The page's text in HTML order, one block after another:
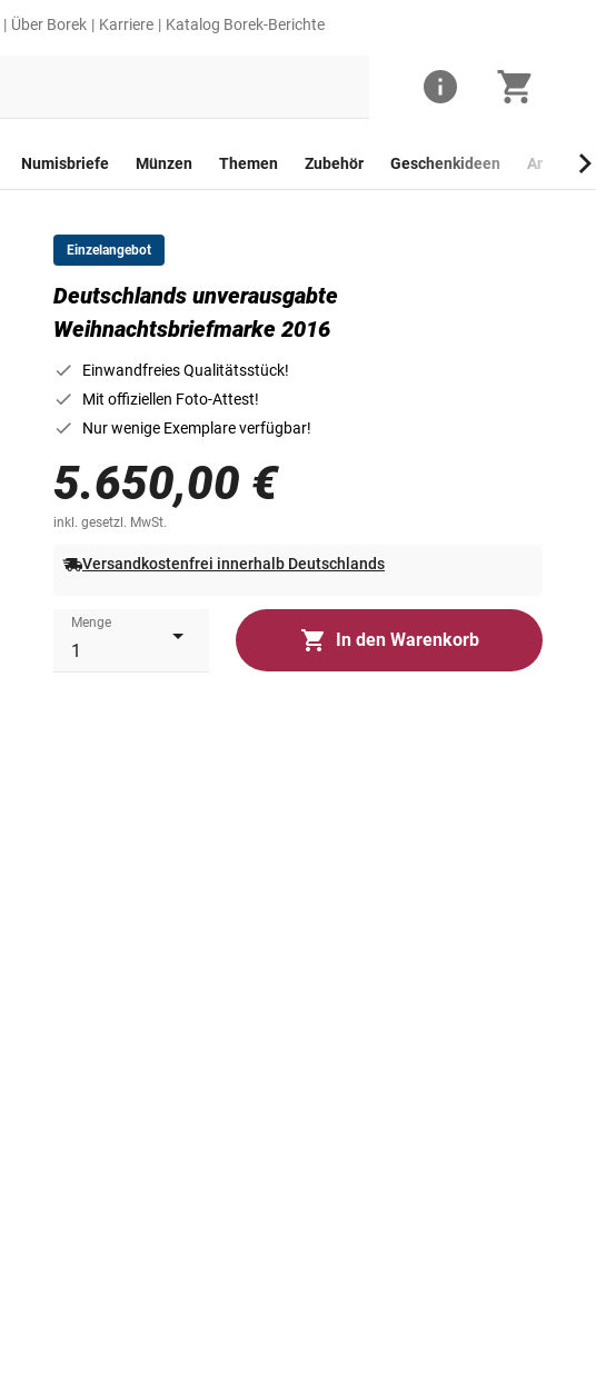
Über Borek Karriere Katalog Borek-Berichte
Numisbriefe Münzen Themen Zubehör Geschenkideen
Einzelangebot
Deutschlands unverausgabte
Weihnachtsbriefmarke 2016
Einwandfreies Qualitätsstück!
Mit offiziellen Foto-Attest!
Nur wenige Exemplare verfügbar!
5.650,00 €
inkl. gesetzl. MwSt.
Versandkostenfrei innerhalb Deutschlands
Menge
In den Warenkorb